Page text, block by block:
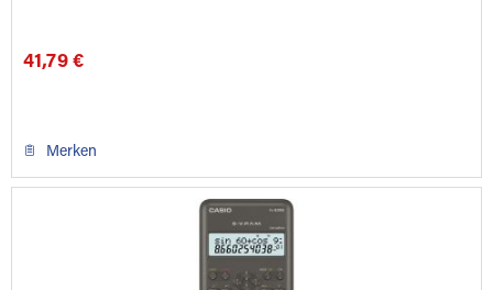
41,79 €
Merken